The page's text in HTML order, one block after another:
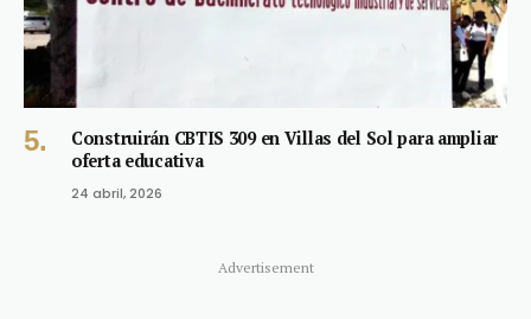
Construirán CBTIS 309 en Villas del Sol para ampliar
oferta educativa
24 abril, 2026
Advertisement